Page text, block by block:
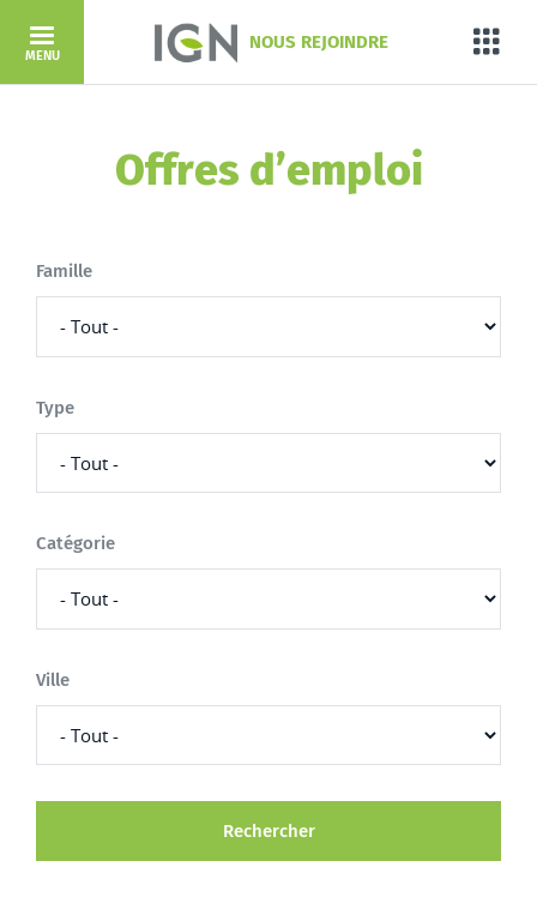
Aller au contenu principal
NOUS REJOINDRE
MENU
Offres d’emploi
Famille
Type
Catégorie
Ville